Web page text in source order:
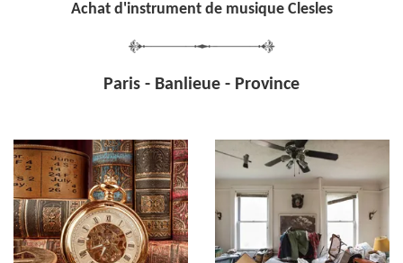
Achat d'instrument de musique Clesles
Paris - Banlieue - Province